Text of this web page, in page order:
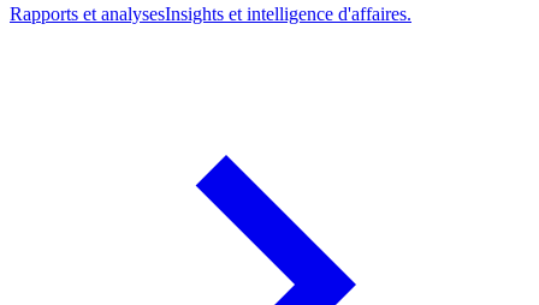
Rapports et analysesInsights et intelligence d'affaires.